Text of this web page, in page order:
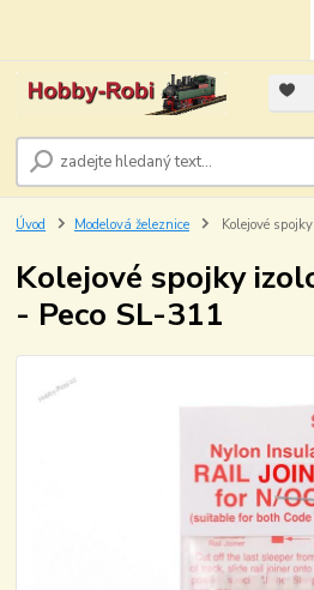
Úvod Modelová železnice Kolejové
Kolejové spojky
- Peco SL-311